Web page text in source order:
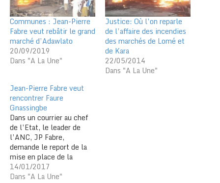
Communes : Jean-Pierre
Fabre veut rebâtir le grand
marché d’Adawlato
20/09/2019
Dans "A La Une"
Justice: Où l’on reparle
de l’affaire des incendies
des marchés de Lomé et
de Kara
22/05/2014
Dans "A La Une"
Jean-Pierre Fabre veut
rencontrer Faure
Gnassingbe
Dans un courrier au chef
de l’Etat, le leader de
l’ANC, JP Fabre,
demande le report de la
mise en place de la
commission de réflexion
sur les réformes. Se
14/01/2017
Dans "A La Une"